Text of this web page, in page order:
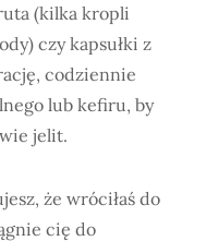
(kilka kropli
czy kapsułki z
codziennie
lub kefiru, by
jelit.
że wróciłaś do
cię do